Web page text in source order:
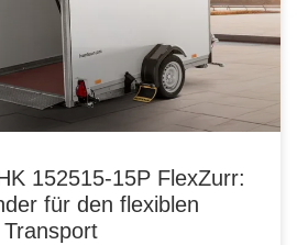
152515-15P FlexZurr:
für den flexiblen
Transport